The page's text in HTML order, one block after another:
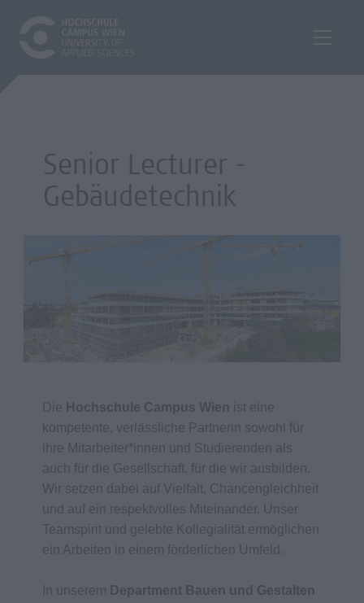
Senior Lecturer -
Gebäudetechnik
Die Hochschule Campus Wien
ist eine
kompetente, verlässliche Partnerin sowohl für
ihre Mitarbeiter*innen und Studierenden als
auch für die Gesellschaft, für die wir ausbilden.
Wir setzen dabei auf Vielfalt, Chancengleichheit
und auf ein respektvolles Miteinander. Unser
Teamspirit und gelebte Kollegialität ermöglichen
ein Arbeiten in einem förderlichen Umfeld.
In unserem Department Bauen und Gestalten